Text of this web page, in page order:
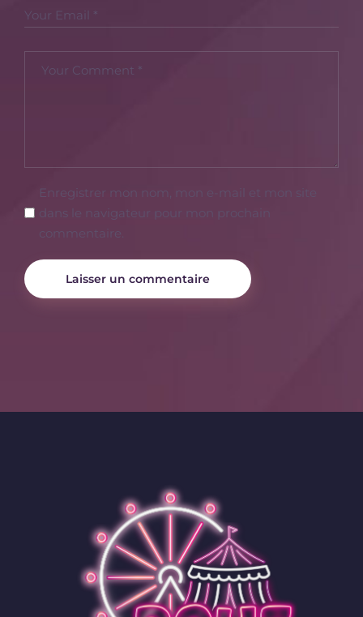
Enregistrer mon nom, mon e-mail et mon site
dans le navigateur pour mon prochain
commentaire.
Laisser un commentaire